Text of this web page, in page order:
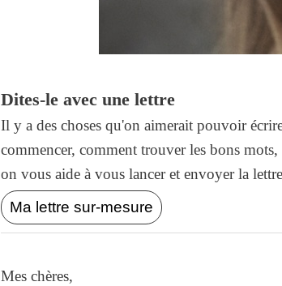
Dites-le avec une lettre
Il y a des choses qu'on aimerait pouvoir
commencer, comment trouver les bons
on vous aide à vous lancer et envoyer la
Ma lettre sur-mesure
Mes chères,